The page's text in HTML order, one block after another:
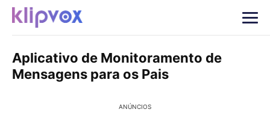
Aplicativo de Monitoramento de
Mensagens para os Pais
ANÚNCIOS